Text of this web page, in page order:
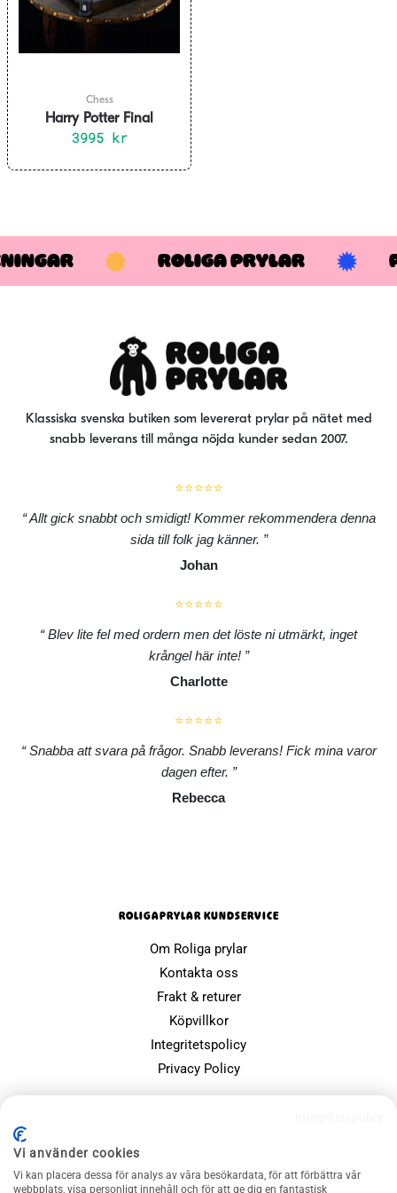
Chess
Harry Potter Final
Challenge Chess Set
3995 kr
ROLIGA PRYLAR
Klassiska svenska butiken som levererat prylar på nätet med
snabb leverans till många nöjda kunder sedan 2007.
⭐⭐⭐⭐⭐
Allt gick snabbt och smidigt! Kommer rekommendera denna
sida till folk jag känner.
Johan
⭐⭐⭐⭐⭐
Blev lite fel med ordern men det löste ni utmärkt, inget
krångel här inte!
Charlotte
⭐⭐⭐⭐⭐
Snabba att svara på frågor. Snabb leverans! Fick mina varor
dagen efter.
Rebecca
ROLIGAPRYLAR KUNDSERVICE
Om Roliga prylar
Kontakta oss
Frakt & returer
Köpvillkor
Integritetspolicy
Privacy Policy
Julklappsspelet
Vi använder cookies
Vi kan placera dessa för analys av våra besökardata, för att förbättra vår
webbplats, visa personligt innehåll och för att ge dig en fantastisk